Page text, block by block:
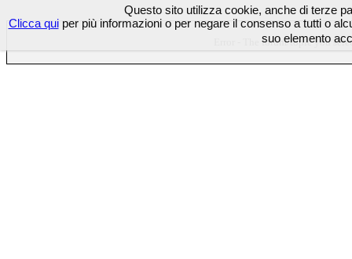
Error - The forum/topic you
Questo sito utilizza cookie, anche di terze
Clicca quiper più informazioni o per negare il consenso a tutti o
suo elemento